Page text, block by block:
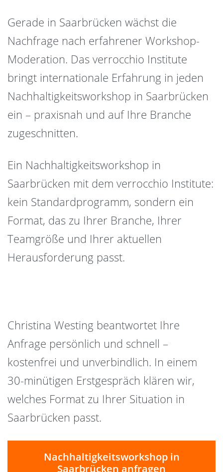
Gerade in Saarbrücken wächst die
Nachfrage nach erfahrener Workshop-
Moderation. Das verrocchio Institute
bringt internationale Erfahrung in jeden
Nachhaltigkeitsworkshop in Saarbrücken
ein – praxisnah und auf Ihre Branche
zugeschnitten.
Ein Nachhaltigkeitsworkshop in
Saarbrücken mit dem verrocchio Institute:
kein Standardprogramm, sondern ein
Format, das zu Ihrer Branche, Ihrer
Teamgröße und Ihrer aktuellen
Herausforderung passt.
Christina Westing beantwortet Ihre
Anfrage persönlich und schnell –
kostenfrei und unverbindlich. In einem
30-minütigen Erstgespräch klären wir,
welches Format zu Ihrer Situation in
Saarbrücken passt.
Nachhaltigkeitsworkshop in
Saarbrücken anfragen